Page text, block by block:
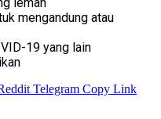
mengandung atau
19 yang lain
Telegram Copy Link